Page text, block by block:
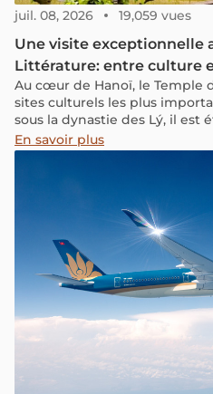
juil. 08, 2026 19,059 vues
Une visite exceptionnelle
Littérature: entre culture
Au cœur de Hanoï, le Temple
sites culturels les plus
sous la dynastie des Lý, il est
de l’éducation, du
impériaux au Vietnam. Ayant eu l’occasion de travailler
son architecture et sa place
En savoir plus